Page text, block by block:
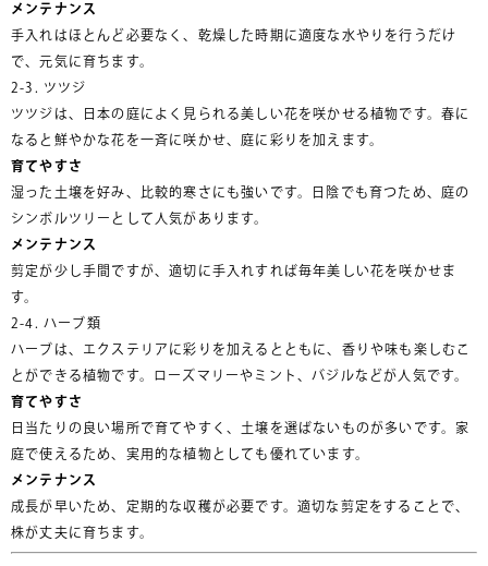
メンテナンス
手入れはほとんど必要なく、乾燥した時期に適度な水やりを行うだけ
で、元気に育ちます。
2-3. ツツジ
ツツジは、日本の庭によく見られる美しい花を咲かせる植物です。春に
なると鮮やかな花を一斉に咲かせ、庭に彩りを加えます。
育てやすさ
湿った土壌を好み、比較的寒さにも強いです。日陰でも育つため、庭の
シンボルツリーとして人気があります。
メンテナンス
剪定が少し手間ですが、適切に手入れすれば毎年美しい花を咲かせま
す。
2-4. ハーブ類
ハーブは、エクステリアに彩りを加えるとともに、香りや味も楽しむこ
とができる植物です。ローズマリーやミント、バジルなどが人気です。
育てやすさ
日当たりの良い場所で育てやすく、土壌を選ばないものが多いです。家
庭で使えるため、実用的な植物としても優れています。
メンテナンス
成長が早いため、定期的な収穫が必要です。適切な剪定をすることで、
株が丈夫に育ちます。